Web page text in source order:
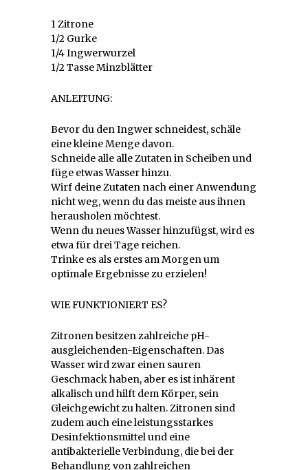
1 Zitrone
1/2 Gurke
1/4 Ingwerwurzel
1/2 Tasse Minzblätter
ANLEITUNG:
Bevor du den Ingwer schneidest, schäle
eine kleine Menge davon.
Schneide alle alle Zutaten in Scheiben und
füge etwas Wasser hinzu.
Wirf deine Zutaten nach einer Anwendung
nicht weg, wenn du das meiste aus ihnen
herausholen möchtest.
Wenn du neues Wasser hinzufügst, wird es
etwa für drei Tage reichen.
Trinke es als erstes am Morgen um
optimale Ergebnisse zu erzielen!
WIE FUNKTIONIERT ES?
Zitronen besitzen zahlreiche pH-
ausgleichenden-Eigenschaften. Das
Wasser wird zwar einen sauren
Geschmack haben, aber es ist inhärent
alkalisch und hilft dem Körper, sein
Gleichgewicht zu halten. Zitronen sind
zudem auch eine leistungsstarkes
Desinfektionsmittel und eine
antibakterielle Verbindung, die bei der
Behandlung von zahlreichen